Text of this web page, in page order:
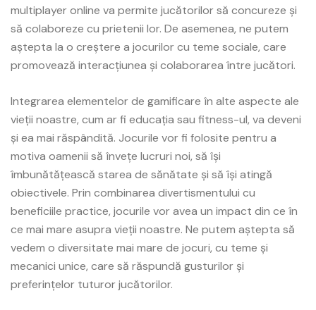
multiplayer online va permite jucătorilor să concureze și
să colaboreze cu prietenii lor. De asemenea, ne putem
aștepta la o creștere a jocurilor cu teme sociale, care
promovează interacțiunea și colaborarea între jucători.
Integrarea elementelor de gamificare în alte aspecte ale
vieții noastre, cum ar fi educația sau fitness-ul, va deveni
și ea mai răspândită. Jocurile vor fi folosite pentru a
motiva oamenii să învețe lucruri noi, să își
îmbunătățească starea de sănătate și să își atingă
obiectivele. Prin combinarea divertismentului cu
beneficiile practice, jocurile vor avea un impact din ce în
ce mai mare asupra vieții noastre. Ne putem aștepta să
vedem o diversitate mai mare de jocuri, cu teme și
mecanici unice, care să răspundă gusturilor și
preferințelor tuturor jucătorilor.